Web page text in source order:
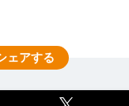
ェアする